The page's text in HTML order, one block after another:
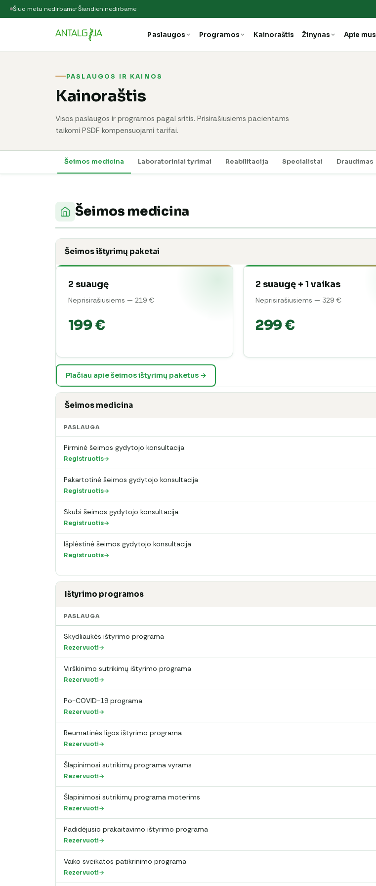
Šiuo metu nedirbame· Šiandien nedirbame
Paslaugos Programos Kainoraštis Žinynas Apie mus
PASLAUGOS IR KAINOS
Kainoraštis
Visos paslaugos ir programos pagal sritis. Prisirašiusiems pacientams
taikomi PSDF kompensuojami tarifai.
Šeimos medicina Laboratoriniai tyrimai Reabilitacija Specialistai Draudimas
Šeimos medicina
Šeimos ištyrimų paketai
2 suaugę
Neprisirašiusiems — 219 €
199 €
2 suaugę + 1 vaikas
Neprisirašiusiems — 329 €
299 €
Plačiau apie šeimos ištyrimų paketus →
Šeimos medicina
PASLAUGA
Pirminė šeimos gydytojo konsultacija
Registruotis
Pakartotinė šeimos gydytojo konsultacija
Registruotis
Skubi šeimos gydytojo konsultacija
Registruotis
Išplėstinė šeimos gydytojo konsultacija
Registruotis
Ištyrimo programos
PASLAUGA
Skydliaukės ištyrimo programa
Rezervuoti
Virškinimo sutrikimų ištyrimo programa
Rezervuoti
Po-COVID-19 programa
Rezervuoti
Reumatinės ligos ištyrimo programa
Rezervuoti
Šlapinimosi sutrikimų programa vyrams
Rezervuoti
Šlapinimosi sutrikimų programa moterims
Rezervuoti
Padidėjusio prakaitavimo ištyrimo programa
Rezervuoti
Vaiko sveikatos patikrinimo programa
Rezervuoti